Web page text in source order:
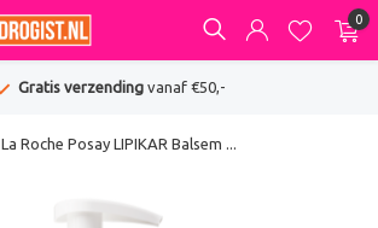
0
Gratis verzendingvanaf €50,-
La Roche Posay LIPIKAR Balsem ...